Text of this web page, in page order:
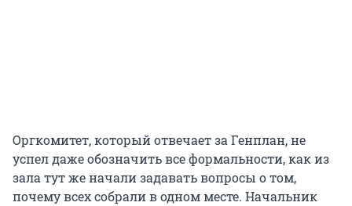
Оргкомитет, который отвечает за Генплан, не
успел даже обозначить все формальности, как из
зала тут же начали задавать вопросы о том,
почему всех собрали в одном месте. Начальник